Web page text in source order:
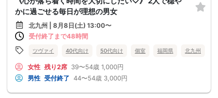
かに過ごせる毎日が理想の男女
北九州 | 8月8日(土) 13:00〜
受付終了まで48時間
ツヴァイ 40代向け 50代向け 個室 福岡県 北九州
女性 残り2席 39〜54歳 1,000円
男性 受付終了 44〜54歳 3,000円